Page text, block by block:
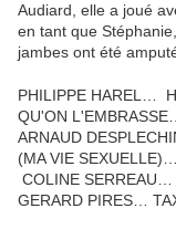
Audiard, elle a joué
en tant que
jambes ont été
PHILIPPE HAREL…
QU'ON
ARNAUD
(MA VIE
COLINE
GERARD PIRES…